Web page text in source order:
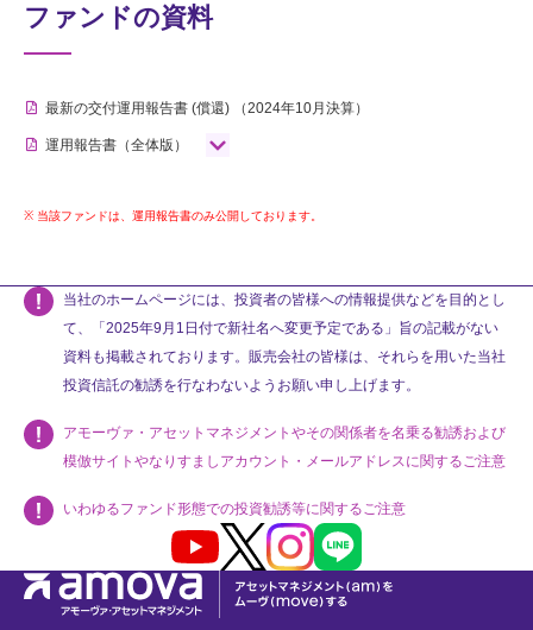
ファンドの資料
最新の交付運用報告書 (償還) （2024年10月決算）
運用報告書（全体版）
当該ファンドは、運用報告書のみ公開しております。
当社のホームページには、投資者の皆様への情報提供などを目的とし
て、「2025年9月1日付で新社名へ変更予定である」旨の記載がない
資料も掲載されております。販売会社の皆様は、それらを用いた当社
投資信託の勧誘を行なわないようお願い申し上げます。
アモーヴァ・アセットマネジメントやその関係者を名乗る勧誘および
模倣サイトやなりすましアカウント・メールアドレスに関するご注意
いわゆるファンド形態での投資勧誘等に関するご注意
Youtube X InstagramLINE